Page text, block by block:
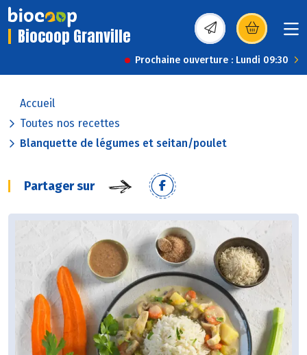
Biocoop Granville (s’ouvre dans une
Prochaine ouverture : Lundi 09:30
Accueil
Toutes nos recettes
Blanquette de légumes et seitan/poulet
Partager sur